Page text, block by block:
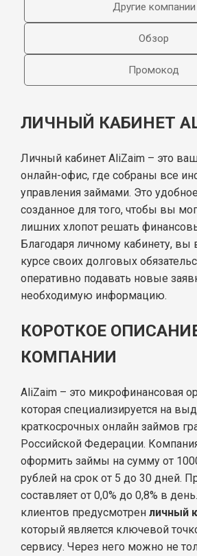
Другие компании
Обзор
Промокод
ЛИЧНЫЙ КАБИНЕТ
Личный кабинет AliZaim – это
онлайн-офис, где собраны все
управления займами. Это
созданное для того, чтобы вы
лишних хлопот решать
Благодаря личному кабинету, вы
курсе своих долговых
оперативно подавать новые
необходимую информацию.
КОРОТКОЕ
КОМПАНИИ
AliZaim – это микрофинансовая
которая специализируется на
краткосрочных онлайн займов
Российской Федерации.
оформить займы на сумму от
рублей на срок от 5 до 30 дней.
составляет от 0,0% до 0,8% в
клиентов предусмотрен личный
который является ключевой
сервису. Через него можно не